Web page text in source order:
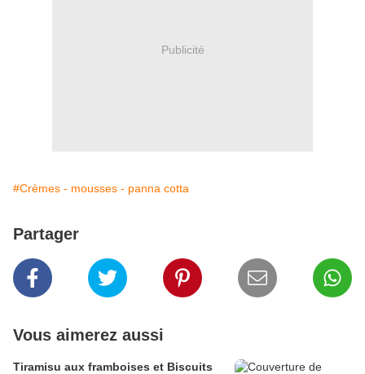
Publicité
#Crèmes - mousses - panna cotta
Partager
Vous aimerez aussi
Tiramisu aux framboises et Biscuits